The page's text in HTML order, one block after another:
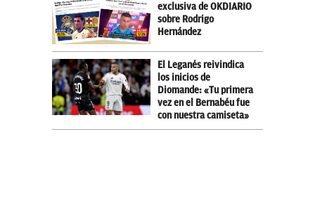
exclusiva de OKDIARIO
sobre Rodrigo
Hernández
El Leganés reivindica
los inicios de
Diomande: «Tu primera
vez en el Bernabéu fue
con nuestra camiseta»